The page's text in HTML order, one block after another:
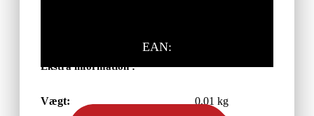
EAN:
Ekstra information :
Vægt: 0,01 kg